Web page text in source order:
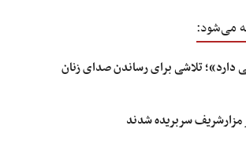
می‌شود:
دارد»؛ تلاشی برای رساندن صدای زنان
سربریده شدند